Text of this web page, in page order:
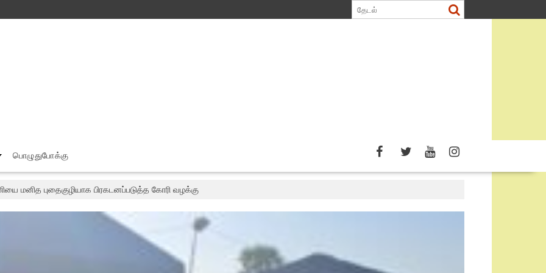
பொழுதுபோக்கு
மனித புதைகுழியாக பிரகடனப்படுத்த கோரி வழக்கு